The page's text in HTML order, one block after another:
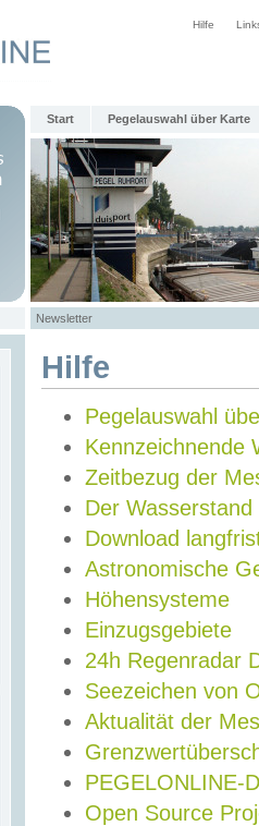
Hilfe
Start Pegelauswahl über Karte
Newsletter
Hilfe
Pegelauswahl
Kennzeichnende
Zeitbezug der
Der Wasserstand
Download
Astronomische
Höhensysteme
Einzugsgebiete
24h Regenradar
Seezeichen von
Aktualität der
PEGELONLINE-
Open Source